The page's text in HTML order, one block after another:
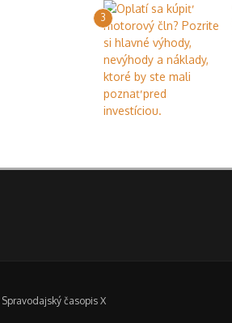
3
Spravodajský časopis X